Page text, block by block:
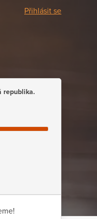
Přihlásit se
republika.